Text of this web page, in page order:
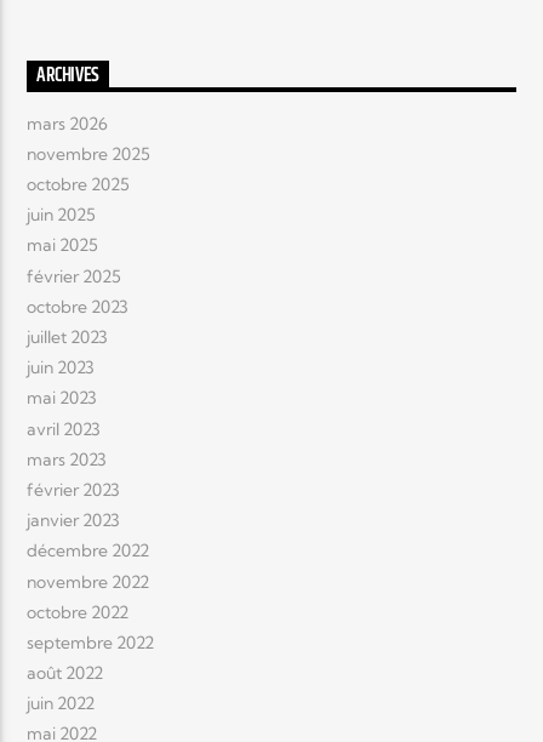
ARCHIVES
mars 2026
novembre 2025
octobre 2025
juin 2025
mai 2025
février 2025
octobre 2023
juillet 2023
juin 2023
mai 2023
avril 2023
mars 2023
février 2023
janvier 2023
décembre 2022
novembre 2022
octobre 2022
septembre 2022
août 2022
juin 2022
mai 2022